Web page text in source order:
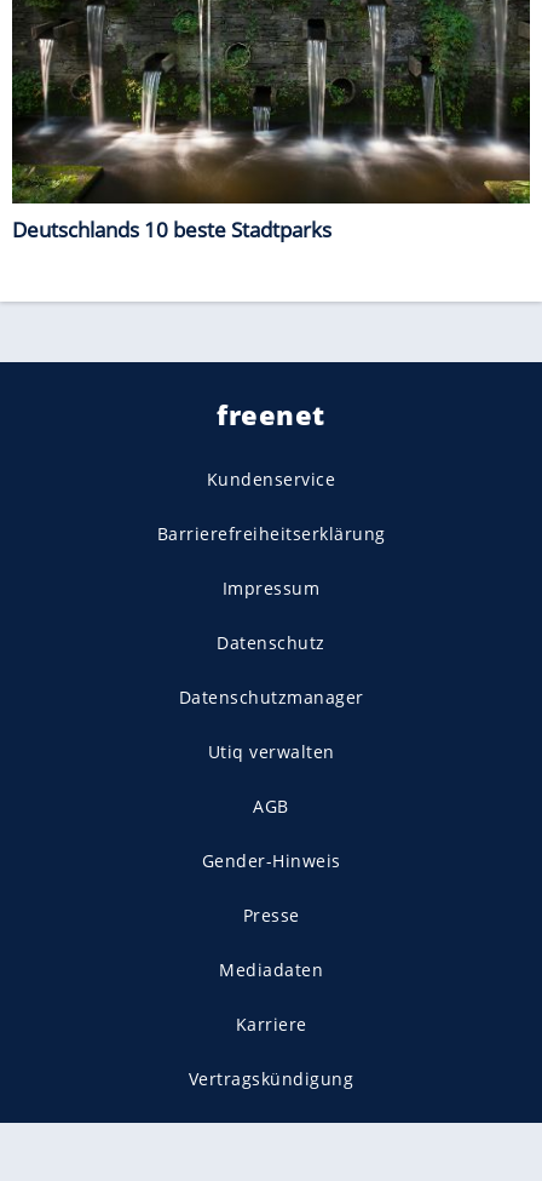
Deutschlands 10 beste Stadtparks
freenet
Kundenservice
Barrierefreiheitserklärung
Impressum
Datenschutz
Datenschutzmanager
Utiq verwalten
AGB
Gender-Hinweis
Presse
Mediadaten
Karriere
Vertragskündigung